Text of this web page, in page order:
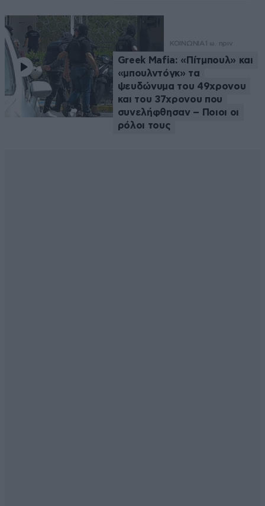
ΚΟΙΝΩΝΙΑ 1 ω. πριν
Greek Μafia: «Πίτμπουλ» και
«μπουλντόγκ» τα
ψευδώνυμα του 49χρονου
και του 37χρονου που
συνελήφθησαν – Ποιοι οι
ρόλοι τους